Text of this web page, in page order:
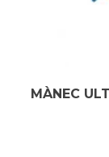
MÀNEC